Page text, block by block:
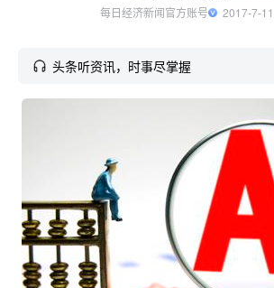
每日经济新闻官方账号
2017-7-
头条听资讯，时事尽掌握